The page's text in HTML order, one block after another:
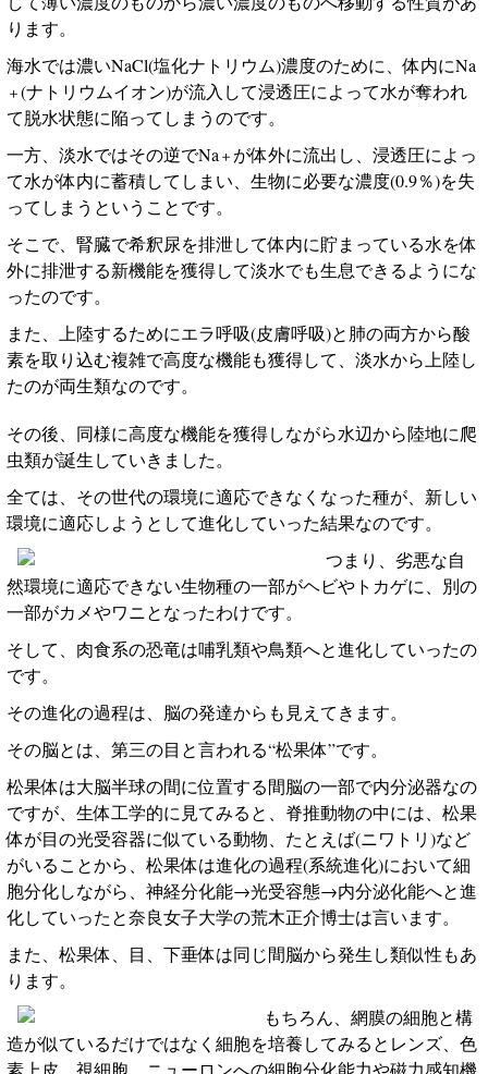
ります。
海水では濃いNaCl(塩化ナトリウム)濃度のために、体内にNa
＋(ナトリウムイオン)が流入して浸透圧によって水が奪われ
て脱水状態に陥ってしまうのです。
一方、淡水ではその逆でNa ＋ が体外に流出し、浸透圧によっ
て水が体内に蓄積してしまい、生物に必要な濃度(0.9％)を失
ってしまうということです。
そこで、腎臓で希釈尿を排泄して体内に貯まっている水を体
外に排泄する新機能を獲得して淡水でも生息できるようにな
ったのです。
また、上陸するためにエラ呼吸(皮膚呼吸)と肺の両方から酸
素を取り込む複雑で高度な機能も獲得して、淡水から上陸し
たのが両生類なのです。
その後、同様に高度な機能を獲得しながら水辺から陸地に爬
虫類が誕生していきました。
全ては、その世代の環境に適応できなくなった種が、新しい
環境に適応しようとして進化していった結果なのです。
つまり、劣悪な自
然環境に適応できない生物種の一部がヘビやトカゲに、別の
一部がカメやワニとなったわけです。
そして、肉食系の恐竜は哺乳類や鳥類へと進化していったの
です。
その進化の過程は、脳の発達からも見えてきます。
その脳とは、第三の目と言われる“松果体”です。
松果体は大脳半球の間に位置する間脳の一部で内分泌器なの
ですが、生体工学的に見てみると、脊推動物の中には、松果
体が目の光受容器に似ている動物、たとえば(ニワトリ)など
がいることから、松果体は進化の過程(系統進化)において細
胞分化しながら、神経分化能→光受容態→内分泌化能へと進
化していったと奈良女子大学の荒木正介博士は言います。
また、松果体、目、下垂体は同じ間脳から発生し類似性もあ
ります。
もちろん、網膜の細胞と構
造が似ているだけではなく細胞を培養してみるとレンズ、色
素上皮、視細胞、ニューロンへの細胞分化能力や磁力感知機